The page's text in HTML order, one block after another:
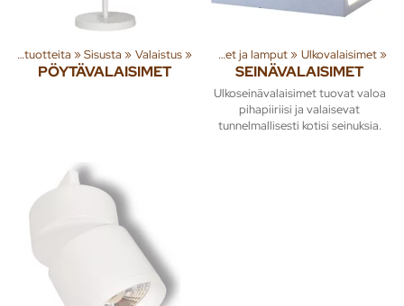
Tuoteryhmiä ja tuotteita ‪»Sisusta ‪» Valaistus‪»
PÖYTÄVALAISIMET
ja tuotteita‪» Rakenna‪» Valaisimet ja lamput‪» Ulkovalaisimet‪»
SEINÄVALAISIMET
Ulkoseinävalaisimet tuovat valoa
pihapiiriisi ja valaisevat
tunnelmallisesti kotisi seinuksia.